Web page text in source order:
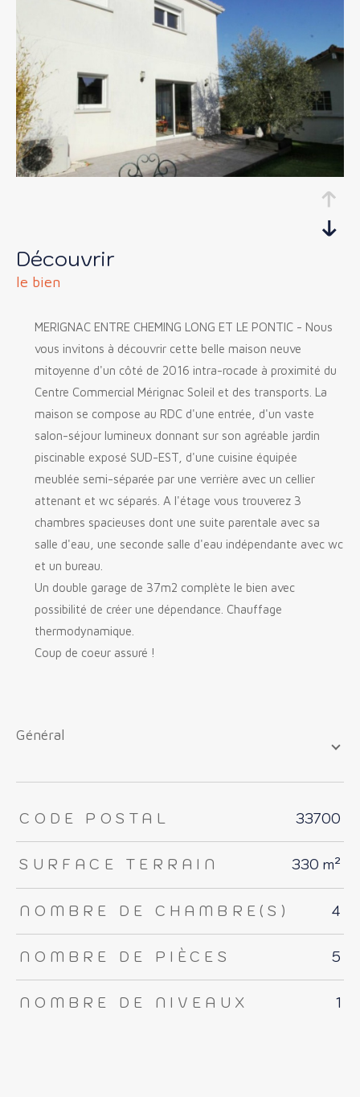
découvrir
le bien
MERIGNAC ENTRE CHEMING LONG ET LE PONTIC - Nous
vous invitons à découvrir cette belle maison neuve
mitoyenne d'un côté de 2016 intra-rocade à proximité du
Centre Commercial Mérignac Soleil et des transports. La
maison se compose au RDC d'une entrée, d'un vaste
salon-séjour lumineux donnant sur son agréable jardin
piscinable exposé SUD-EST, d'une cuisine équipée
meublée semi-séparée par une verrière avec un cellier
attenant et wc séparés. A l'étage vous trouverez 3
chambres spacieuses dont une suite parentale avec sa
salle d'eau, une seconde salle d'eau indépendante avec wc
et un bureau.
Un double garage de 37m2 complète le bien avec
possibilité de créer une dépendance. Chauffage
thermodynamique.
Coup de coeur assuré !
général
TRAD_ZEPHYR_Caracteristique TRAD_ZEPHYR_Valeurs
CODE POSTAL 33700
SURFACE TERRAIN 330 m²
NOMBRE DE CHAMBRE(S) 4
NOMBRE DE PIÈCES 5
NOMBRE DE NIVEAUX 1